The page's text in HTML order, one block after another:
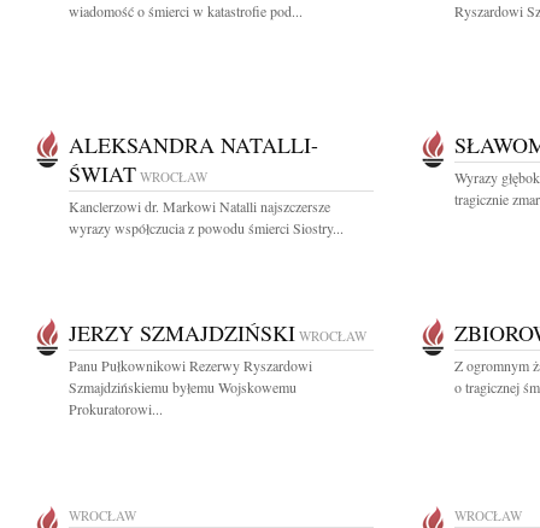
wiadomość o śmierci w katastrofie pod...
Ryszardowi
ALEKSANDRA NATALLI-
ŚWIAT WROCŁAW
Kanclerzowi dr. Markowi Natalli najszczersze
wyrazy współczucia z powodu śmierci Siostry...
Wyrazy
tragicznie
JERZY SZMAJDZIŃSKI WROCŁAW
Panu Pułkownikowi Rezerwy Ryszardowi
Szmajdzińskiemu byłemu Wojskowemu
Prokuratorowi...
Z ogromnym
o tragicznej
WROCŁAW WROCŁAW